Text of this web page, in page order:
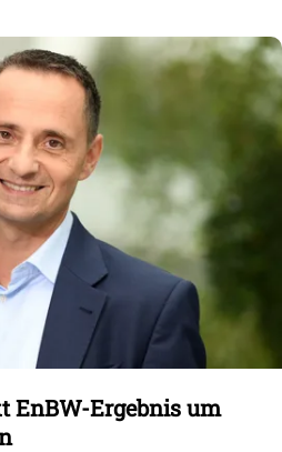
EnBW-Ergebnis um